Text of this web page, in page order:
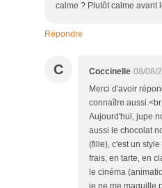
calme ? Plutôt calme avant
Répondre
C Coccinelle 08/08/
Merci d'avoir
connaître
Aujourd'hui, jupe
aussi le chocolat
(fille), c'est un
frais, en tarte, en
le cinéma
je ne me maquille